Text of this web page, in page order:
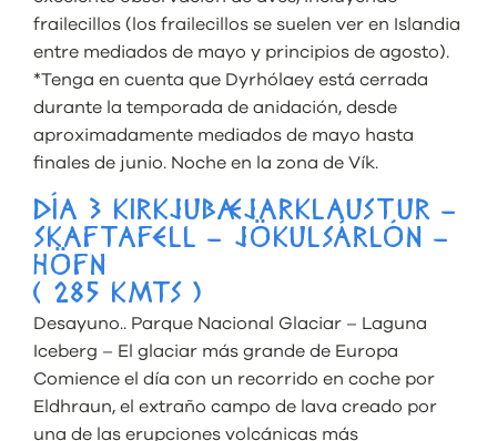
frailecillos (los frailecillos se suelen ver en Islandia
entre mediados de mayo y principios de agosto).
*Tenga en cuenta que Dyrhólaey está cerrada
durante la temporada de anidación, desde
aproximadamente mediados de mayo hasta
finales de junio. Noche en la zona de Vík.
DÍA 3 KIRKJUBÆJARKLAUSTUR –
SKAFTAFELL – JÖKULSÁRLÓN –
HÖFN
( 285 KMTS )
Desayuno.. Parque Nacional Glaciar – Laguna
Iceberg – El glaciar más grande de Europa
Comience el día con un recorrido en coche por
Eldhraun, el extraño campo de lava creado por
una de las erupciones volcánicas más